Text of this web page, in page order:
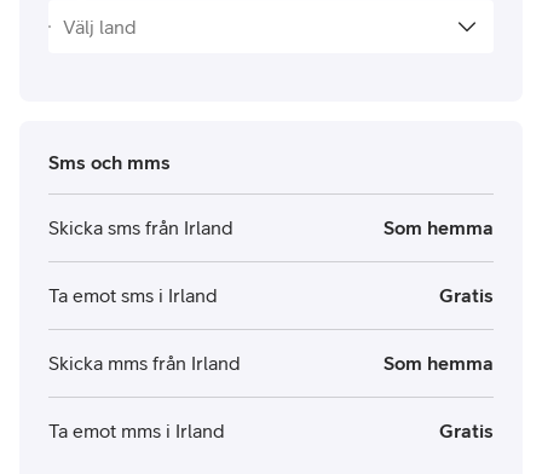
Sms och mms
Skicka sms från Irland Som hemma
Ta emot sms i Irland Gratis
Skicka mms från Irland Som hemma
Ta emot mms i Irland Gratis